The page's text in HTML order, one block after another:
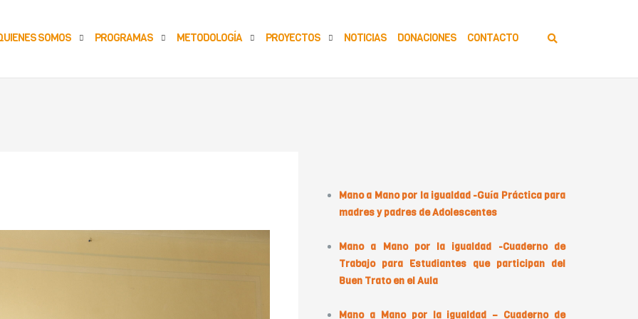
SOMOS PROGRAMAS METODOLOGÍA PROYECTOS NOTICIAS DONACIONES CONTACTO
Mano a Mano por la igualdad -Guía Práctica para
madres y padres de Adolescentes
Mano a Mano por la igualdad -Cuaderno de
Trabajo para Estudiantes que participan del
Buen Trato en el Aula
Mano a Mano por la igualdad – Cuaderno de